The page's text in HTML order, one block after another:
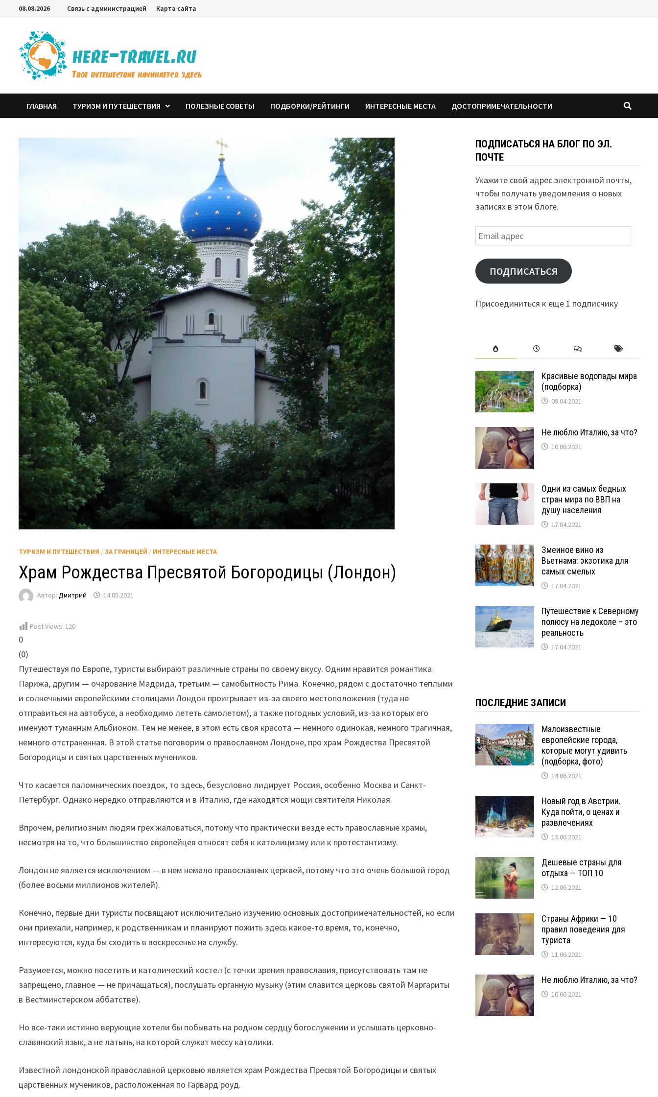
Перейти
содержимому
08.08.2026 Связь с администрацией Карта сайта
ГЛАВНАЯ ТУРИЗМ И ПУТЕШЕСТВИЯ ПОЛЕЗНЫЕ СОВЕТЫ ПОДБОРКИ/РЕЙТИНГИ ИНТЕРЕСНЫЕ МЕСТА ДОСТОПРИМЕЧАТЕЛЬНОСТИ
ТУРИЗМ И ПУТЕШЕСТВИЯ /ЗА ГРАНИЦЕЙ / ИНТЕРЕСНЫЕ МЕСТА
Храм Рождества Пресвятой Богородицы (Лондон)
Автор:Дмитрий 14.05.2021
Post Views: 120
0
(0)
Путешествуя по Европе, туристы выбирают различные страны по своему вкусу. Одним нравится романтика
Парижа, другим — очарование Мадрида, третьим — самобытность Рима. Конечно, рядом с достаточно теплыми
и солнечными европейскими столицами Лондон проигрывает из-за своего местоположения (туда не
отправиться на автобусе, а необходимо лететь самолетом), а также погодных условий, из-за которых его
именуют туманным Альбионом. Тем не менее, в этом есть своя красота — немного одинокая, немного трагичная,
немного отстраненная. В этой статье поговорим о православном Лондоне, про храм Рождества Пресвятой
Богородицы и святых царственных мучеников.
Что касается паломнических поездок, то здесь, безусловно лидирует Россия, особенно Москва и Санкт-
Петербург. Однако нередко отправляются и в Италию, где находятся мощи святителя Николая.
Впрочем, религиозным людям грех жаловаться, потому что практически везде есть православные храмы,
несмотря на то, что большинство европейцев относят себя к католицизму или к протестантизму.
Лондон не является исключением — в нем немало православных церквей, потому что это очень большой город
(более восьми миллионов жителей).
Конечно, первые дни туристы посвящают исключительно изучению основных достопримечательностей, но если
они приехали, например, к родственникам и планируют пожить здесь какое-то время, то, конечно,
интересуются, куда бы сходить в воскресенье на службу.
Разумеется, можно посетить и католический костел (с точки зрения православия, присутствовать там не
запрещено, главное — не причащаться), послушать органную музыку (этим славится церковь святой Маргариты
в Вестминстерском аббатстве).
Но все-таки истинно верующие хотели бы побывать на родном сердцу богослужении и услышать церковно-
славянский язык, а не латынь, на которой служат мессу католики.
Известной лондонской православной церковью является храм Рождества Пресвятой Богородицы и святых
царственных мучеников, расположенная по Гарвард роуд.
ПОДПИСАТЬСЯ НА БЛОГ ПО ЭЛ.
ПОЧТЕ
Укажите свой адрес электронной почты,
чтобы получать уведомления о новых
записях в этом блоге.
Email
адрес
ПОДПИСАТЬСЯ
Присоединиться к еще 1 подписчику
Красивые водопады мира
(подборка)
09.04.2021
Не люблю Италию, за что?
10.06.2021
Одни из самых бедных
стран мира по ВВП на
душу населения
17.04.2021
Змеиное вино из
Вьетнама: экзотика для
самых смелых
17.04.2021
Путешествие к Северному
полюсу на ледоколе – это
реальность
17.04.2021
ПОСЛЕДНИЕ ЗАПИСИ
Малоизвестные
европейские города,
которые могут удивить
(подборка, фото)
14.06.2021
Новый год в Австрии.
Куда пойти, о ценах и
развлечениях
13.06.2021
Дешевые страны для
отдыха — ТОП 10
12.06.2021
Страны Африки — 10
правил поведения для
туриста
11.06.2021
Не люблю Италию, за что?
10.06.2021